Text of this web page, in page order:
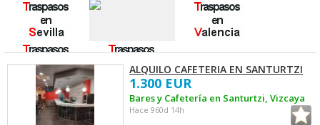
ALQUILO CAFETERIA EN SANTURTZI
1.300 EUR
Bares y Cafetería en Santurtzi, Vizcaya
Hace 960d 14h